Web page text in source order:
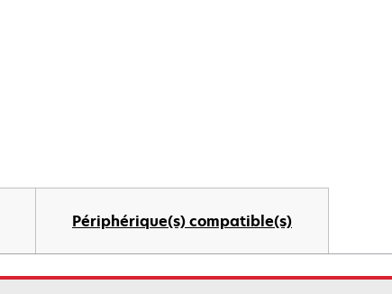
Périphérique(s) compatible(s)